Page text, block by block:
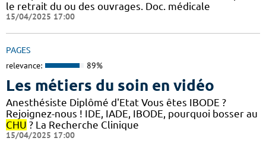
le retrait du ou des ouvrages. Doc. médicale
15/04/2025 17:00
PAGES
relevance: 89%
Les métiers du soin en vidéo
Anesthésiste Diplômé d'Etat Vous êtes IBODE ?
Rejoignez-nous ! IDE, IADE, IBODE, pourquoi bosser au
CHU ? La Recherche Clinique
15/04/2025 17:00